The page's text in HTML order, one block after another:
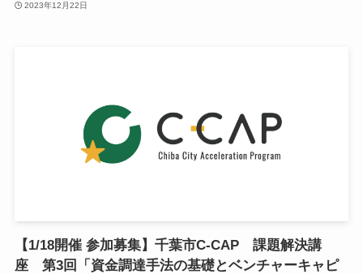
2023年12月22日
【1/18開催 参加募集】千葉市C-CAP 課題解決講
座 第3回「資金調達手法の基礎とベンチャーキャピ